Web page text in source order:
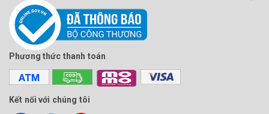
Phương thức thanh toán
Kết nối với chúng tôi